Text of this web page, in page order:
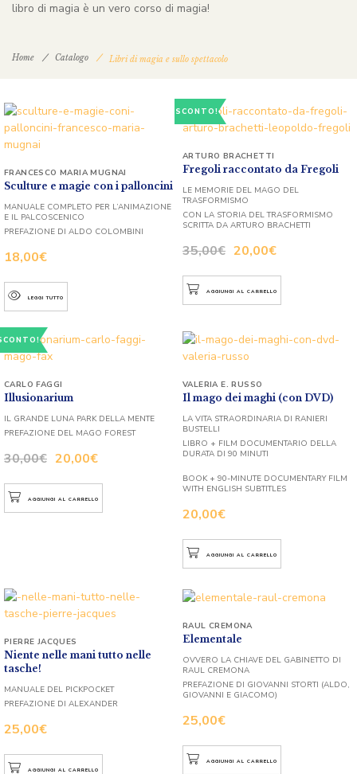
libro di magia è un vero corso di magia!
Home Catalogo Libri di magia e sullo spettacolo
Sculture e magie con i palloncini
18,00€
FRANCESCO MARIA MUGNAI
MANUALE COMPLETO PER L’ANIMAZIONE
E IL PALCOSCENICO
PREFAZIONE DI ALDO COLOMBINI
LEGGI TUTTO
SCONTO!
Fregoli raccontato da Fregoli
35,00€ 20,00€
ARTURO BRACHETTI
LE MEMORIE DEL MAGO DEL
TRASFORMISMO
CON LA STORIA DEL TRASFORMISMO
SCRITTA DA ARTURO BRACHETTI
AGGIUNGI AL CARRELLO
Illusionarium
30,00€ 20,00€
CARLO FAGGI
IL GRANDE LUNA PARK DELLA MENTE
PREFAZIONE DEL MAGO FOREST
AGGIUNGI AL CARRELLO
Il mago dei maghi (con DVD)
20,00€
VALERIA E. RUSSO
LA VITA STRAORDINARIA DI RANIERI
BUSTELLI
LIBRO + FILM DOCUMENTARIO DELLA
DURATA DI 90 MINUTI
BOOK + 90-MINUTE DOCUMENTARY FILM
WITH ENGLISH SUBTITLES
AGGIUNGI AL CARRELLO
Niente nelle mani tutto nelle
tasche!
25,00€
PIERRE JACQUES
MANUALE DEL PICKPOCKET
PREFAZIONE DI ALEXANDER
AGGIUNGI AL CARRELLO
Elementale
25,00€
RAUL CREMONA
OVVERO LA CHIAVE DEL GABINETTO DI
RAUL CREMONA
PREFAZIONE DI GIOVANNI STORTI (ALDO,
GIOVANNI E GIACOMO)
AGGIUNGI AL CARRELLO